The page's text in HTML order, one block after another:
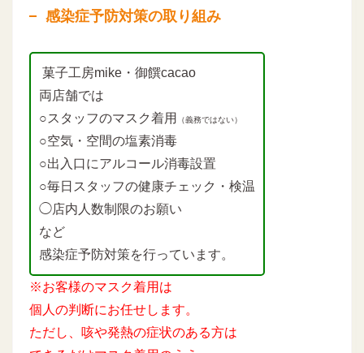
感染症予防対策の取り組み
菓子工房mike・御饌cacao
両店舗では
○スタッフのマスク着用
（義務ではない）
○空気・空間の塩素消毒
○出入口にアルコール消毒設置
○毎日スタッフの健康チェック・検温
◯店内人数制限のお願い
など
感染症予防対策を行っています。
※お客様のマスク着用は
個人の判断にお任せします。
ただし、咳や発熱の症状のある方は